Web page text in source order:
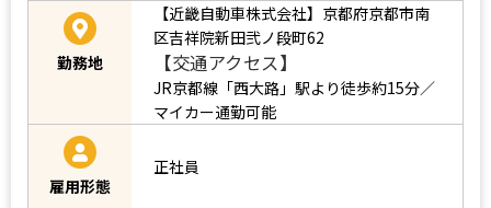
勤務地
【近畿自動車株式会社】京都府京都市南
区吉祥院新田弐ノ段町62
【交通アクセス】
JR京都線「西大路」駅より徒歩約15分／
マイカー通勤可能
雇用形態
正社員